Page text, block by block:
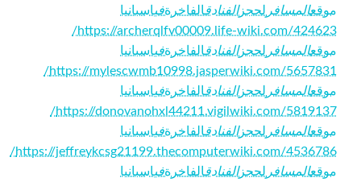
موقعالمسافر لحجزالفنادقالفاخرةفياسبانيا
https://archerqlfv00009.life-wiki.com/424623/
موقعالمسافر لحجزالفنادقالفاخرةفياسبانيا
https://mylescwmb10998.jasperwiki.com/5657831/
موقعالمسافر لحجزالفنادقالفاخرةفياسبانيا
https://donovanohxl44211.vigilwiki.com/5819137/
موقعالمسافر لحجزالفنادقالفاخرةفياسبانيا
https://jeffreykcsg21199.thecomputerwiki.com/4536786/
موقعالمسافر لحجزالفنادقالفاخرةفياسبانيا